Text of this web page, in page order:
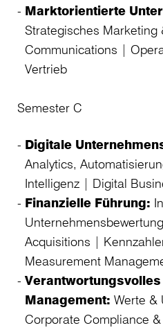
Marktorientierte
Strategisches Marketing
Communications |
Vertrieb
Semester C
Digitale
Analytics,
Intelligenz | Digital
Finanzielle Führung:
Acquisitions |
Measurement
Management: Werte &
Corporate Compliance